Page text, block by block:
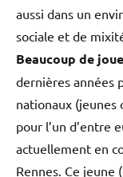
aussi dans un
sociale et de
Beaucoup de
dernières années
nationaux (jeunes
pour l’un d’entre
actuellement en
Rennes. Ce jeune